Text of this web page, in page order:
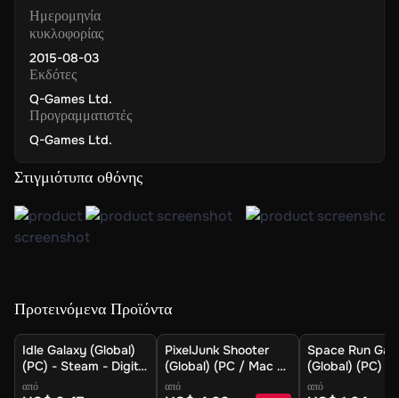
Ημερομηνία
κυκλοφορίας
2015-08-03
Εκδότες
Q-Games Ltd.
Προγραμματιστές
Q-Games Ltd.
Στιγμιότυπα οθόνης
Προτεινόμενα Προϊόντα
Idle Galaxy (Global)
(PC) - Steam - Digital
Key
από
PixelJunk Shooter
(Global) (PC / Mac /
Linux) - Steam -
από
Space Run
(Global) (PC) -
- Digital Key
από